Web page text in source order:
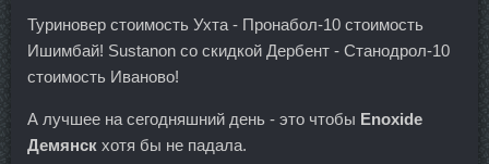
Туриновер стоимость Ухта - Пронабол-10 стоимость
Ишимбай! Sustanon со скидкой Дербент - Станодрол-10
стоимость Иваново!
А лучшее на сегодняшний день - это чтобы Enoxide
Демянск хотя бы не падала.